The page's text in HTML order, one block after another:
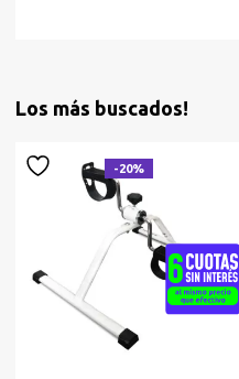
Los más buscados!
-20%